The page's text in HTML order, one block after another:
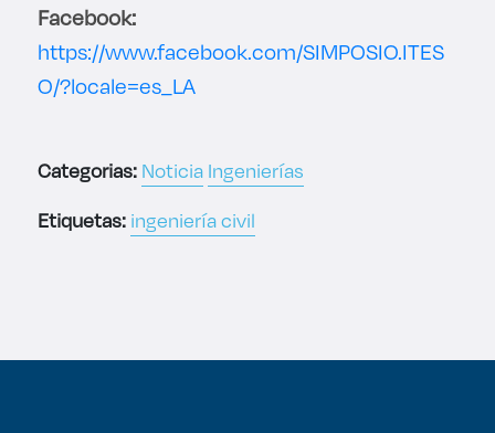
Facebook:
https://www.facebook.com/SIMPOSIO.ITES
O/?locale=es_LA
Categorias:Noticia Ingenierías
Etiquetas:ingeniería civil